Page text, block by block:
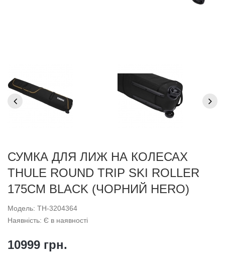
СУМКА ДЛЯ ЛИЖ НА КОЛЕСАХ
THULE ROUND TRIP SKI ROLLER
175CM BLACK (ЧОРНИЙ HERO)
Модель: TH-3204364
Наявність: Є в наявності
10999 грн.